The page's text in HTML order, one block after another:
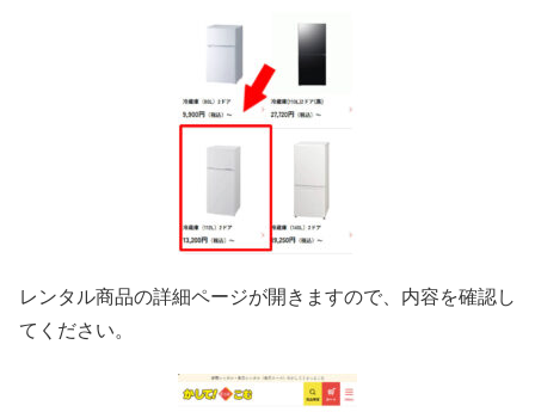
レンタル商品の詳細ページが開きますので、内容を確認し
てください。